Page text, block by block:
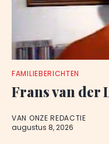
FAMILIEBERICHTEN
Frans van der
VAN ONZE REDACTIE
augustus 8, 2026